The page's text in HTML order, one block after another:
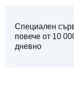
Специален
повече от 10
дневно